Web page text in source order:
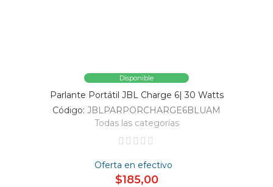
Disponible
Parlante Portátil JBL Charge 6| 30 Watts
Código: JBLPARPORCHARGE6BLUAM
Todas las categorías
Oferta en efectivo
$185,00